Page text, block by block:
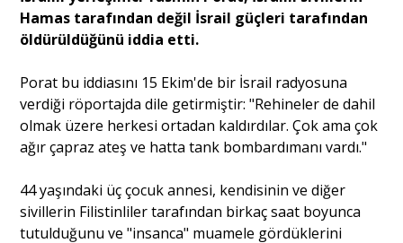
Yazarlar
Eğitim
Dosya Haber
Ankara Analiz
Hamas tarafından değil İsrail güçleri tarafından
öldürüldüğünü iddia etti.
Porat bu iddiasını 15 Ekim'de bir İsrail radyosuna
verdiği röportajda dile getirmiştir: "Rehineler de dahil
olmak üzere herkesi ortadan kaldırdılar. Çok ama çok
ağır çapraz ateş ve hatta tank bombardımanı vardı."
44 yaşındaki üç çocuk annesi, kendisinin ve diğer
sivillerin Filistinliler tarafından birkaç saat boyunca
tutulduğunu ve "insanca" muamele gördüklerini